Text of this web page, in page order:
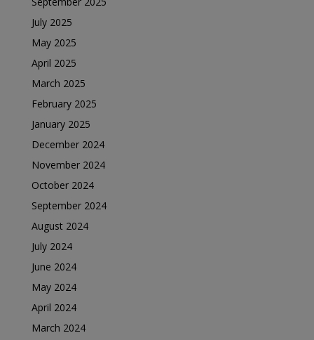
July 2025
May 2025
April 2025
March 2025
February 2025
January 2025
December 2024
November 2024
October 2024
September 2024
August 2024
July 2024
June 2024
May 2024
April 2024
March 2024